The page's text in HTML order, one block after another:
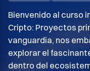
Bienvenido al curso
Cripto: Proyectos
vanguardia, nos
explorar el
dentro del